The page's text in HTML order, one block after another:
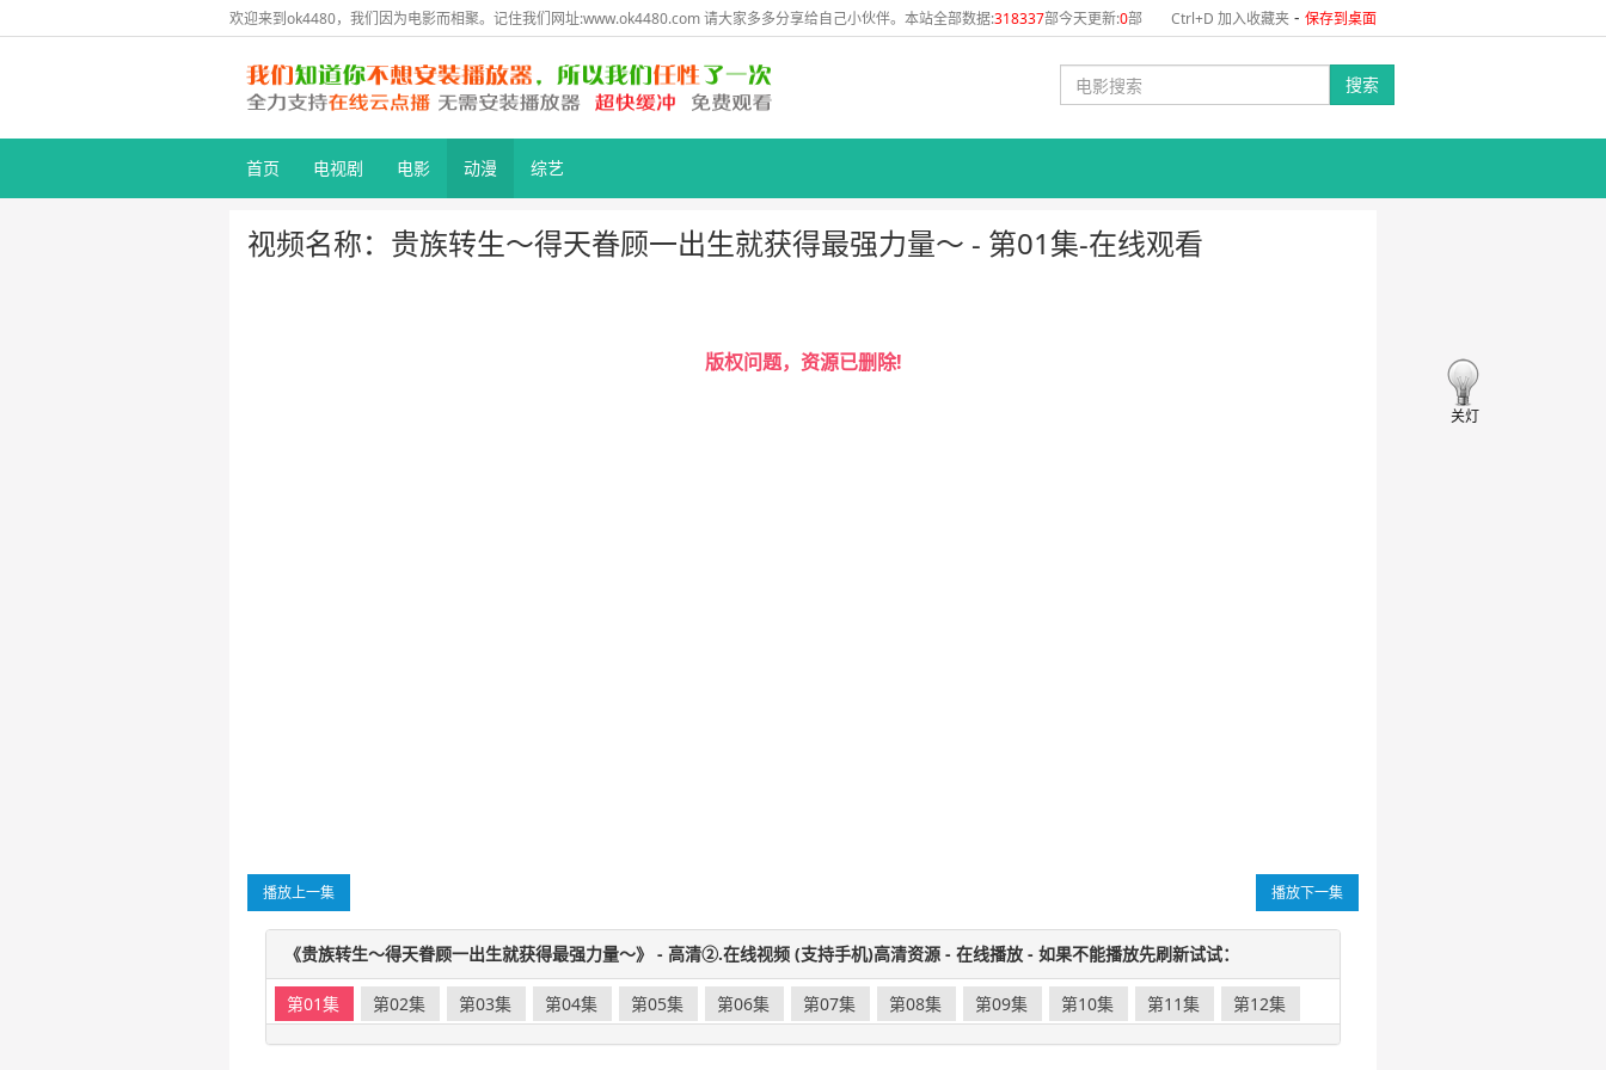
欢迎来到ok4480，我们因为电影而相聚。记住我们网址:www.ok4480.com 请大家多多分享给自己小伙伴。本站全部数据:318337部今天更新:0部 Ctrl+D 加入收藏夹 - 保存到桌面
搜索
首页 电视剧 电影 动漫 综艺
视频名称：贵族转生～得天眷顾一出生就获得最强力量～ - 第01集-在线观看
版权问题，资源已删除!
播放上一集 播放下一集
《贵族转生～得天眷顾一出生就获得最强力量～》 - 高清②.在线视频 (支持手机)高清资源 - 在线播放 - 如果不能播放先刷新试试：
第01集 第02集 第03集 第04集 第05集 第06集 第07集 第08集 第09集 第10集 第11集 第12集
关灯